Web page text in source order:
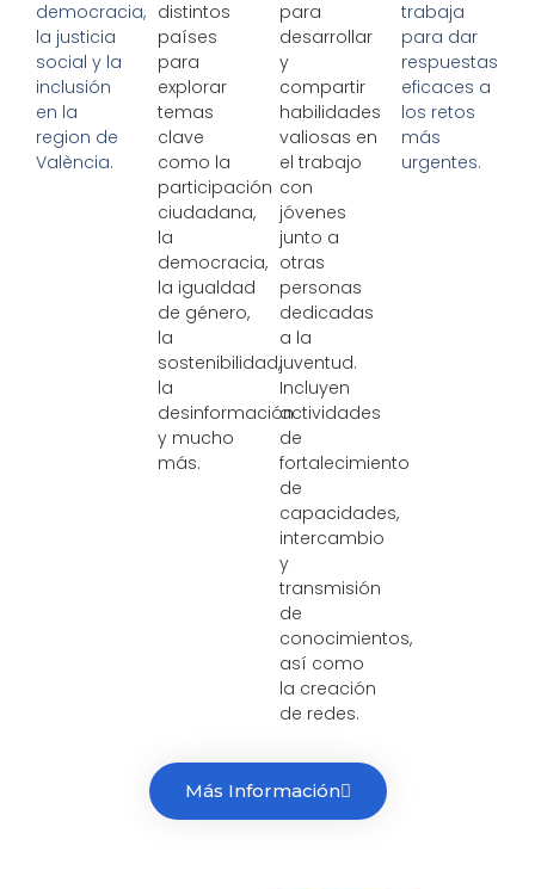
democracia,
la justicia
social y la
inclusión
en la
region de
València.
distintos
países
para
explorar
temas
clave
como la
participación
ciudadana,
la
democracia,
la igualdad
de género,
la
sostenibilidad,
la
desinformación
y mucho
más.
para
desarrollar
y
compartir
habilidades
valiosas en
el trabajo
con
jóvenes
junto a
otras
personas
dedicadas
a la
juventud.
Incluyen
actividades
de
fortalecimiento
de
capacidades,
intercambio
y
transmisión
de
conocimientos,
así como
la creación
de redes.
trabaja
para dar
respuestas
eficaces a
los retos
más
urgentes.
Más Información